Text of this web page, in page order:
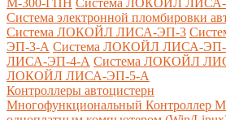
Система электронной пломбировки
Система ЛОКОЙЛ ЛИСА-ЭП-3
ЭП-3-А Система ЛОКОЙЛ ЛИСА-
ЛИСА-ЭП-4-А Система ЛОКОЙЛ
ЛОКОЙЛ ЛИСА-ЭП-5-А
Контроллеры автоцистерн
Многофункциональный